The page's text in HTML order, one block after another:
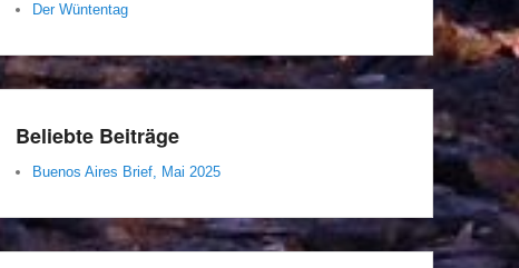
Der Wüntentag
Beliebte Beiträge
Buenos Aires Brief, Mai 2025